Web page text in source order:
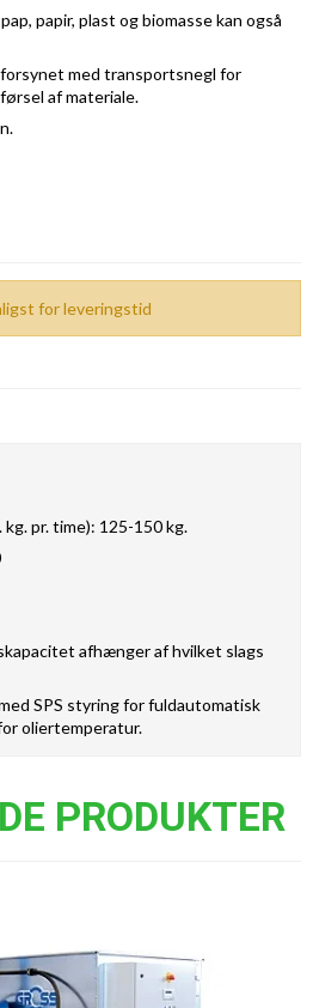
papir, plast og biomasse kan også
med transportsnegl for
af materiale.
for leveringstid
pr. time): 125-150 kg.
afhænger af hvilket slags
SPS styring for fuldautomatisk
oliertemperatur.
PRODUKTER